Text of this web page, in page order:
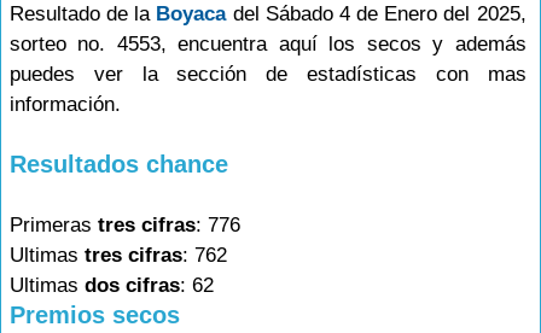
Resultado de la Boyacadel Sábado 4 de Enero del 2025,
sorteo no. 4553, encuentra aquí los secos y además
puedes ver la sección de estadísticas con mas
información.
Resultados chance
Primeras tres cifras: 776
Ultimas tres cifras: 762
Ultimas dos cifras: 62
Premios secos